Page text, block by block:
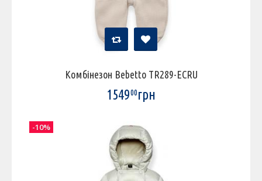
Комбінезон Bebetto TR289-ECRU
154900грн
-10%